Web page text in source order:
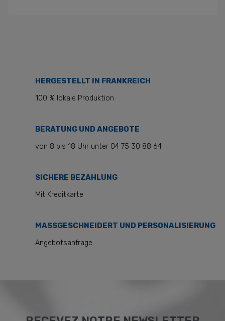
HERGESTELLT IN FRANKREICH
100 % lokale Produktion
BERATUNG UND ANGEBOTE
von 8 bis 18 Uhr unter 04 75 30 88 64
SICHERE BEZAHLUNG
Mit Kreditkarte
MASSGESCHNEIDERT UND PERSONALISIERUNG
Angebotsanfrage